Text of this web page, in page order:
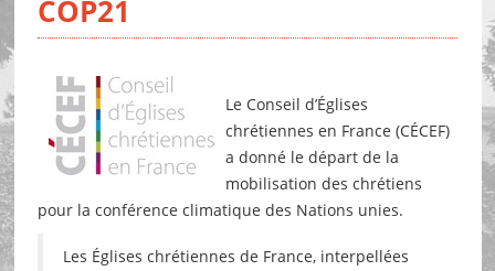
COP21
Le Conseil d’Églises
chrétiennes en France (CÉCEF)
a donné le départ de la
mobilisation des chrétiens
pour la conférence climatique des Nations unies.
Les Églises chrétiennes de France, interpellées